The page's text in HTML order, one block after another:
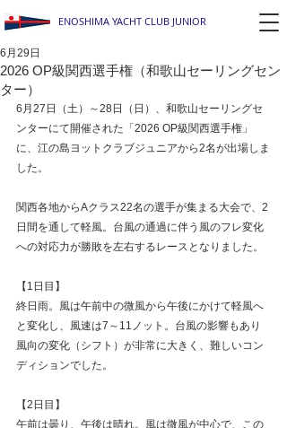
ENOSHIMA YACHT CLUB JUNIOR
2026 OP級関西選手権（和歌山セーリングセン
ター）
6月29日
6月27日（土）～28日（日）、和歌山セーリングセ
ンターにて開催された「2026 OP級関西選手権」
に、江の島ヨットクラブジュニアから2名が出場しま
した。
関西各地からAクラス22名の選手が集まる大会で、2
日間を通して軽風。台風の通過に伴う風のフレ変化
への対応力が勝敗を左右するレースとなりました。
【1日目】
終日雨。風は午前中の微風から午後にかけて軽風へ
と変化し、風速は7～11ノット。台風の影響もあり
風向の変化（シフト）が非常に大きく、難しいコン
ディションでした。
【2日目】
午前は曇り、午後は晴れ。風は微風が中心で、この